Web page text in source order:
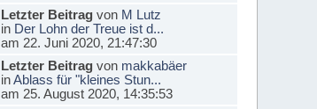
Letzter Beitragvon M Lutz
in Der Lohn der Treue ist d...
am 22. Juni 2020, 21:47:30
Letzter Beitragvon makkabäer
inAblass für "kleines Stun...
am 25. August 2020, 14:35:53